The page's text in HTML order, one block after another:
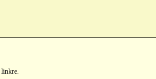
linkre.